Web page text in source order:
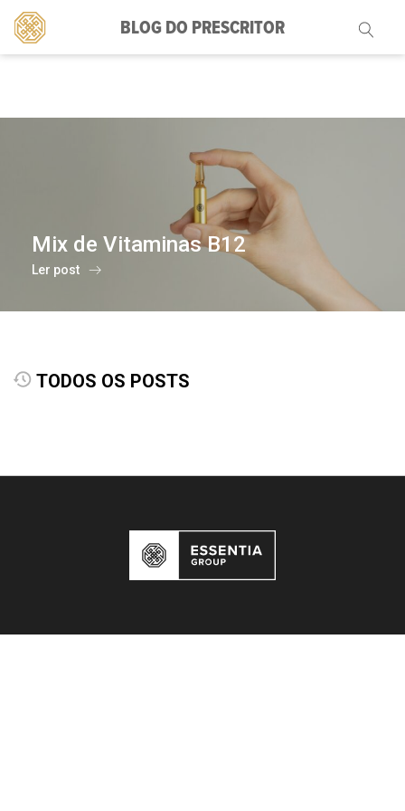
BLOG DO PRESCRITOR
Pesquisar
por:
Mix de Vitaminas B12
Ler post
TODOS OS POSTS